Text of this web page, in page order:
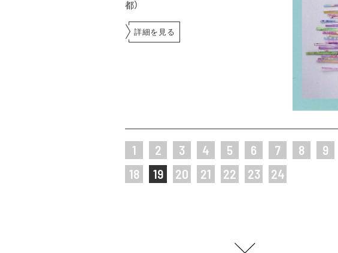
都）
詳細を見る
1 2 3 4 5 6 7 8 9
18
19 20 21 22 23 24